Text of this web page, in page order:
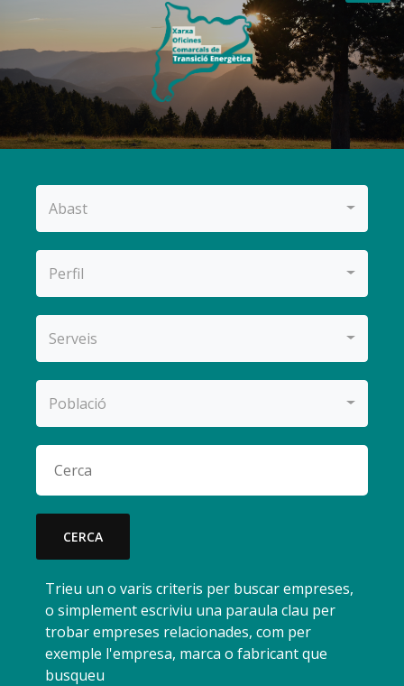
Abast
Perfil
Serveis
Població
CERCA
Trieu un o varis criteris per buscar empreses,
o simplement escriviu una paraula clau per
trobar empreses relacionades, com per
exemple l'empresa, marca o fabricant que
busqueu